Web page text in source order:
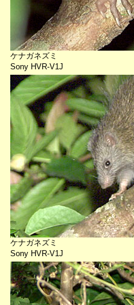
ケナガネズミ
Sony HVR-V1J
ケナガネズミ
Sony HVR-V1J